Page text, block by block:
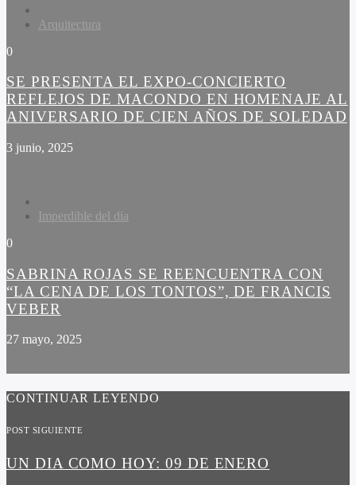
Arquitectura
0
SE PRESENTA EL EXPO-CONCIERTO
REFLEJOS DE MACONDO EN HOMENAJE AL
ANIVERSARIO DE CIEN AÑOS DE SOLEDAD
3 junio, 2025
Imperdible del dia
0
SABRINA ROJAS SE REENCUENTRA CON
“LA CENA DE LOS TONTOS”, DE FRANCIS
VEBER
27 mayo, 2025
CONTINUAR LEYENDO
POST SIGUIENTE
UN DIA COMO HOY: 09 DE ENERO